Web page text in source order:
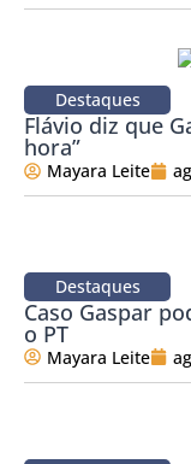
Destaques
Flávio diz que
hora”
Mayara Leite
Destaques
Caso Gaspar
o PT
Mayara Leite